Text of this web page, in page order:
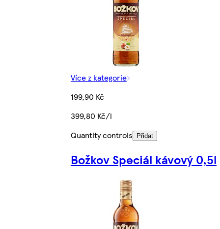
Více z kategorie
199,90 Kč
399,80 Kč/l
Quantity controls
Přidat
Božkov Speciál kávový 0,5l